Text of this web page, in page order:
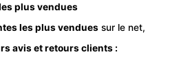
plus vendues
les plus vendues sur le net,
avis et retours clients :